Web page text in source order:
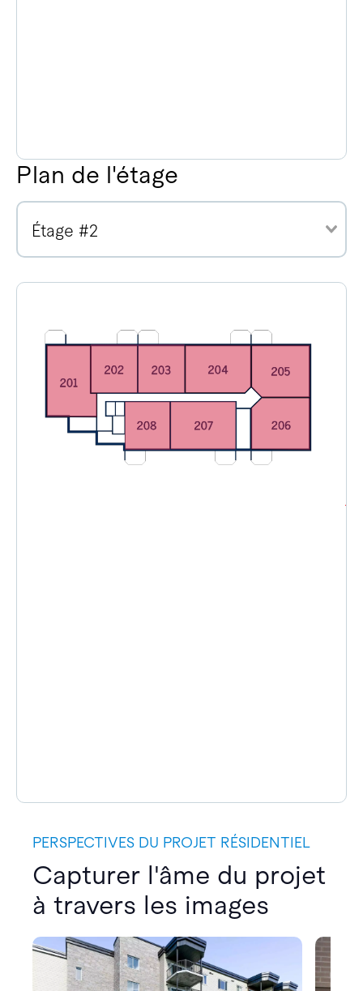
Plan de l'étage
Étage #2
PERSPECTIVES DU PROJET RÉSIDENTIEL
Capturer l'âme du projet
à travers les images